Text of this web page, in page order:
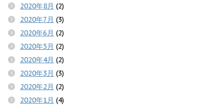
2020年8月 (2)
2020年7月 (3)
2020年6月 (2)
2020年5月 (2)
2020年4月 (2)
2020年3月 (3)
2020年2月 (2)
2020年1月 (4)